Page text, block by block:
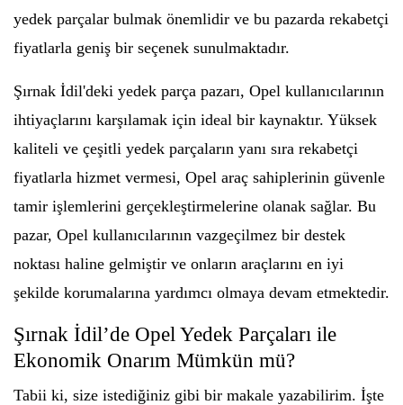
yedek parçalar bulmak önemlidir ve bu pazarda rekabetçi
fiyatlarla geniş bir seçenek sunulmaktadır.
Şırnak İdil'deki yedek parça pazarı, Opel kullanıcılarının
ihtiyaçlarını karşılamak için ideal bir kaynaktır. Yüksek
kaliteli ve çeşitli yedek parçaların yanı sıra rekabetçi
fiyatlarla hizmet vermesi, Opel araç sahiplerinin güvenle
tamir işlemlerini gerçekleştirmelerine olanak sağlar. Bu
pazar, Opel kullanıcılarının vazgeçilmez bir destek
noktası haline gelmiştir ve onların araçlarını en iyi
şekilde korumalarına yardımcı olmaya devam etmektedir.
Şırnak İdil’de Opel Yedek Parçaları ile
Ekonomik Onarım Mümkün mü?
Tabii ki, size istediğiniz gibi bir makale yazabilirim. İşte